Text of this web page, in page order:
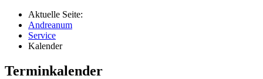
Aktuelle Seite:
Andreanum
Service
Kalender
Terminkalender